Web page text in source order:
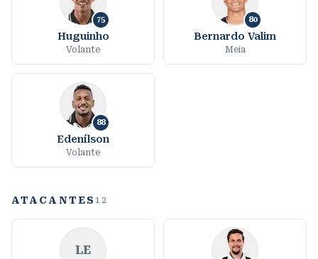
75
Huguinho
Volante
80
Bernardo Valim
Meia
88
Edenílson
Volante
ATACANTES 12
LE